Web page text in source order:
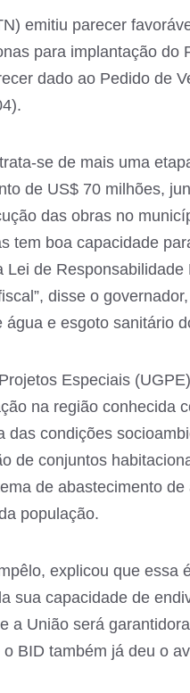
emitiu parecer
para implantação do
dado ao Pedido de
se de mais uma
de US$ 70 milhões,
das obras no
tem boa capacidade
de
disse o
e esgoto sanitário
Especiais
na região conhecida
das condições
de conjuntos
de abastecimento
população.
explicou que essa
sua capacidade de
a União será
BID também já deu o